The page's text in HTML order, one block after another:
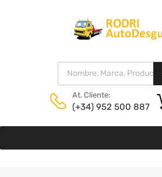
At. Cliente:
(+34) 952 500 887